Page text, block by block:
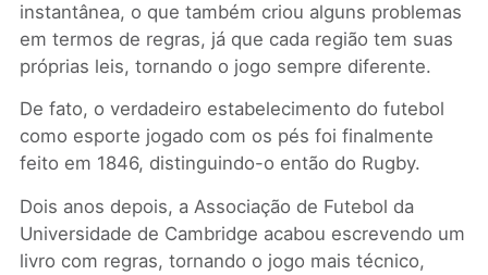
instantânea, o que também criou alguns problemas
em termos de regras, já que cada região tem suas
próprias leis, tornando o jogo sempre diferente.
De fato, o verdadeiro estabelecimento do futebol
como esporte jogado com os pés foi finalmente
feito em 1846, distinguindo-o então do Rugby.
Dois anos depois, a Associação de Futebol da
Universidade de Cambridge acabou escrevendo um
livro com regras, tornando o jogo mais técnico,